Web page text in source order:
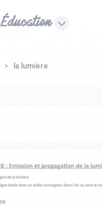
Éducation
la lumière